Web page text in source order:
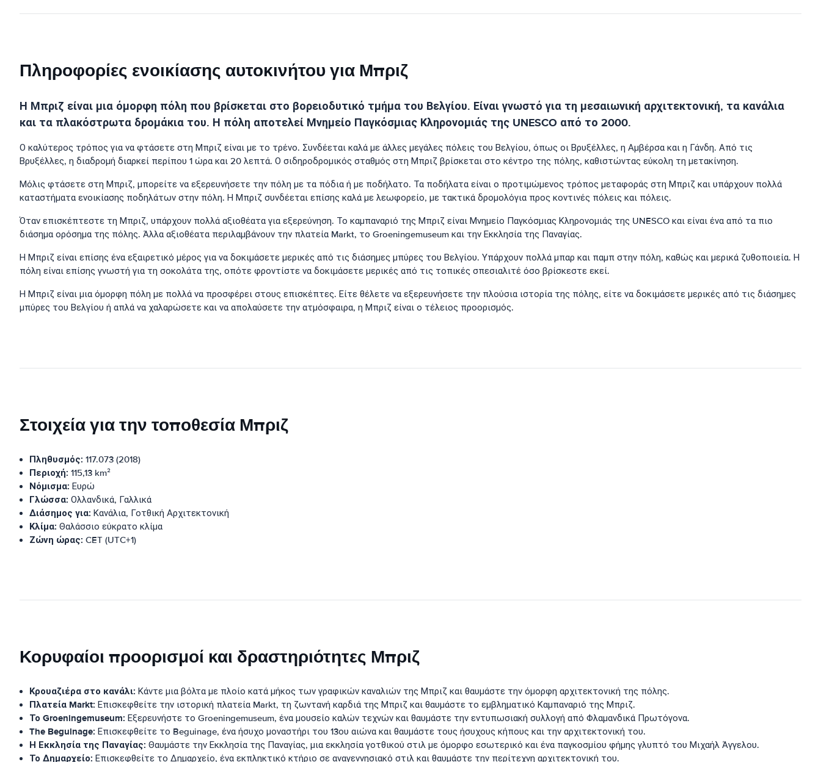
Πληροφορίες ενοικίασης αυτοκινήτου για Μπριζ
Η Μπριζ είναι μια όμορφη πόλη που βρίσκεται στο βορειοδυτικό τμήμα του Βελγίου. Είναι γνωστό για τη μεσαιωνική αρχιτεκτονική, τα κανάλια
και τα πλακόστρωτα δρομάκια του. Η πόλη αποτελεί Μνημείο Παγκόσμιας Κληρονομιάς της UNESCO από το 2000.
Ο καλύτερος τρόπος για να φτάσετε στη Μπριζ είναι με το τρένο. Συνδέεται καλά με άλλες μεγάλες πόλεις του Βελγίου, όπως οι Βρυξέλλες, η Αμβέρσα και η Γάνδη. Από τις
Βρυξέλλες, η διαδρομή διαρκεί περίπου 1 ώρα και 20 λεπτά. Ο σιδηροδρομικός σταθμός στη Μπριζ βρίσκεται στο κέντρο της πόλης, καθιστώντας εύκολη τη μετακίνηση.
Μόλις φτάσετε στη Μπριζ, μπορείτε να εξερευνήσετε την πόλη με τα πόδια ή με ποδήλατο. Τα ποδήλατα είναι ο προτιμώμενος τρόπος μεταφοράς στη Μπριζ και υπάρχουν πολλά
καταστήματα ενοικίασης ποδηλάτων στην πόλη. Η Μπριζ συνδέεται επίσης καλά με λεωφορείο, με τακτικά δρομολόγια προς κοντινές πόλεις και πόλεις.
Όταν επισκέπτεστε τη Μπριζ, υπάρχουν πολλά αξιοθέατα για εξερεύνηση. Το καμπαναριό της Μπριζ είναι Μνημείο Παγκόσμιας Κληρονομιάς της UNESCO και είναι ένα από τα πιο
διάσημα ορόσημα της πόλης. Άλλα αξιοθέατα περιλαμβάνουν την πλατεία Markt, το Groeningemuseum και την Εκκλησία της Παναγίας.
Η Μπριζ είναι επίσης ένα εξαιρετικό μέρος για να δοκιμάσετε μερικές από τις διάσημες μπύρες του Βελγίου. Υπάρχουν πολλά μπαρ και παμπ στην πόλη, καθώς και μερικά ζυθοποιεία. Η
πόλη είναι επίσης γνωστή για τη σοκολάτα της, οπότε φροντίστε να δοκιμάσετε μερικές από τις τοπικές σπεσιαλιτέ όσο βρίσκεστε εκεί.
Η Μπριζ είναι μια όμορφη πόλη με πολλά να προσφέρει στους επισκέπτες. Είτε θέλετε να εξερευνήσετε την πλούσια ιστορία της πόλης, είτε να δοκιμάσετε μερικές από τις διάσημες
μπύρες του Βελγίου ή απλά να χαλαρώσετε και να απολαύσετε την ατμόσφαιρα, η Μπριζ είναι ο τέλειος προορισμός.
Στοιχεία για την τοποθεσία Μπριζ
Πληθυσμός: 117.073 (2018)
Περιοχή: 115,13 km²
Νόμισμα: Ευρώ
Γλώσσα: Ολλανδικά, Γαλλικά
Διάσημος για: Κανάλια, Γοτθική Αρχιτεκτονική
Κλίμα: Θαλάσσιο εύκρατο κλίμα
Ζώνη ώρας: CET (UTC+1)
Κορυφαίοι προορισμοί και δραστηριότητες Μπριζ
Κρουαζιέρα στο κανάλι: Κάντε μια βόλτα με πλοίο κατά μήκος των γραφικών καναλιών της Μπριζ και θαυμάστε την όμορφη αρχιτεκτονική της πόλης.
Πλατεία Markt: Επισκεφθείτε την ιστορική πλατεία Markt, τη ζωντανή καρδιά της Μπριζ και θαυμάστε το εμβληματικό Καμπαναριό της Μπριζ.
Το Groeningemuseum: Εξερευνήστε το Groeningemuseum, ένα μουσείο καλών τεχνών και θαυμάστε την εντυπωσιακή συλλογή από Φλαμανδικά Πρωτόγονα.
The Beguinage: Επισκεφθείτε το Beguinage, ένα ήσυχο μοναστήρι του 13ου αιώνα και θαυμάστε τους ήσυχους κήπους και την αρχιτεκτονική του.
Η Εκκλησία της Παναγίας: Θαυμάστε την Εκκλησία της Παναγίας, μια εκκλησία γοτθικού στιλ με όμορφο εσωτερικό και ένα παγκοσμίου φήμης γλυπτό του Μιχαήλ Άγγελου.
Το Δημαρχείο: Επισκεφθείτε το Δημαρχείο, ένα εκπληκτικό κτήριο σε αναγεννησιακό στιλ και θαυμάστε την περίτεχνη αρχιτεκτονική του.